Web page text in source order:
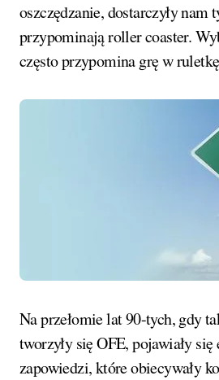
oszczędzanie, dostarczyły nam
przypominają roller coaster.
często przypomina grę w
Na przełomie lat 90-tych, gdy
tworzyły się OFE, pojawiały
zapowiedzi, które obiecywały